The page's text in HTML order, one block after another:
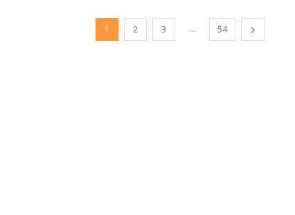
1 2 3 ... 54